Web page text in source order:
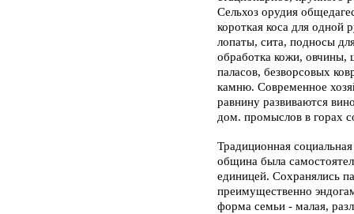
Сельхоз орудия
короткая коса для одной
лопаты, сита, подносы
обработка кожи, овчины,
паласов, безворсовых
камню. Современное
равнину развиваются
дом. промыслов в горах
Традиционная
община была
единицей. Сохранялись
преимущественно
форма семьи - малая,